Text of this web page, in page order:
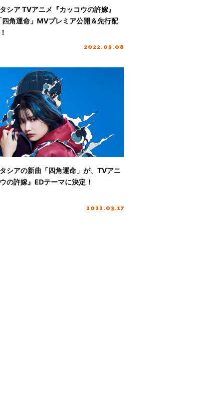
シア TVアニメ『カッコウの許嫁』
四角運命」MVプレミア公開＆先行配
2022.05.08
シアの新曲「四角運命」が、TVアニ
の許嫁』EDテーマに決定！
2022.03.17